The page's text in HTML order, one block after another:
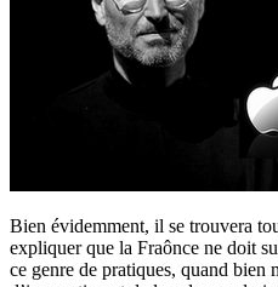
Bien évidemment, il se trouvera
expliquer que la Fraônce ne doit
ce genre de pratiques, quand bien